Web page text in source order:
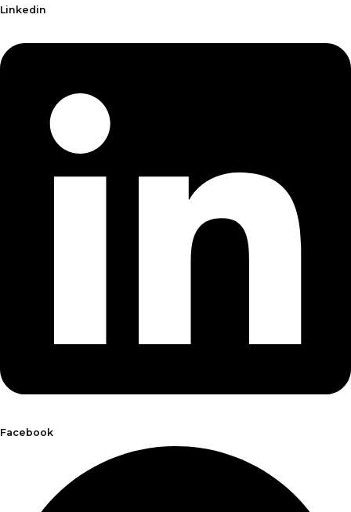
Linkedin
Facebook